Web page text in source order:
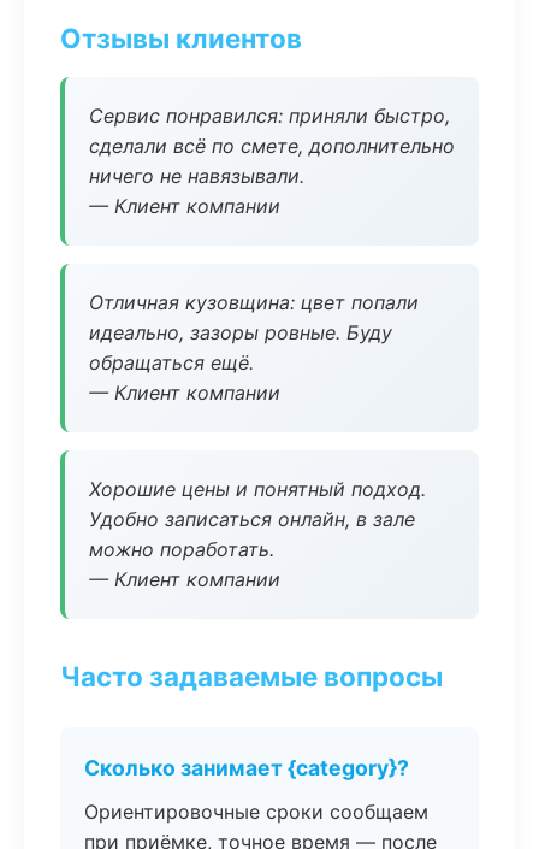
Отзывы клиентов
Сервис понравился: приняли быстро,
сделали всё по смете, дополнительно
ничего не навязывали.
— Клиент компании
Отличная кузовщина: цвет попали
идеально, зазоры ровные. Буду
обращаться ещё.
— Клиент компании
Хорошие цены и понятный подход.
Удобно записаться онлайн, в зале
можно поработать.
— Клиент компании
Часто задаваемые вопросы
Сколько занимает {category}?
Ориентировочные сроки сообщаем
при приёмке, точное время — после